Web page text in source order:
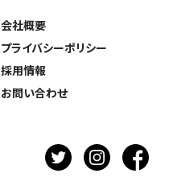
会社概要
プライバシーポリシー
採用情報
お問い合わせ